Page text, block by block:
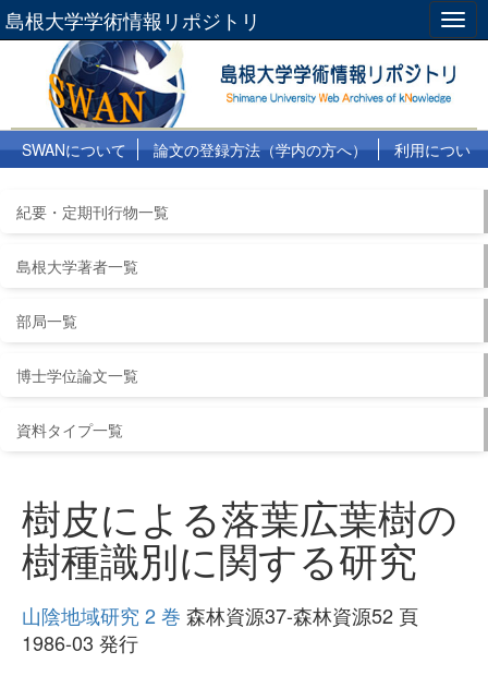
島根大学学術情報リポジトリ
SWANについて 論文の登録方法（学内の方へ）
利用につい
紀要・定期刊行物一覧
島根大学著者一覧
部局一覧
博士学位論文一覧
資料タイプ一覧
樹皮による落葉広葉樹の
樹種識別に関する研究
山陰地域研究 2 巻 森林資源37-森林資源52 頁
1986-03 発行